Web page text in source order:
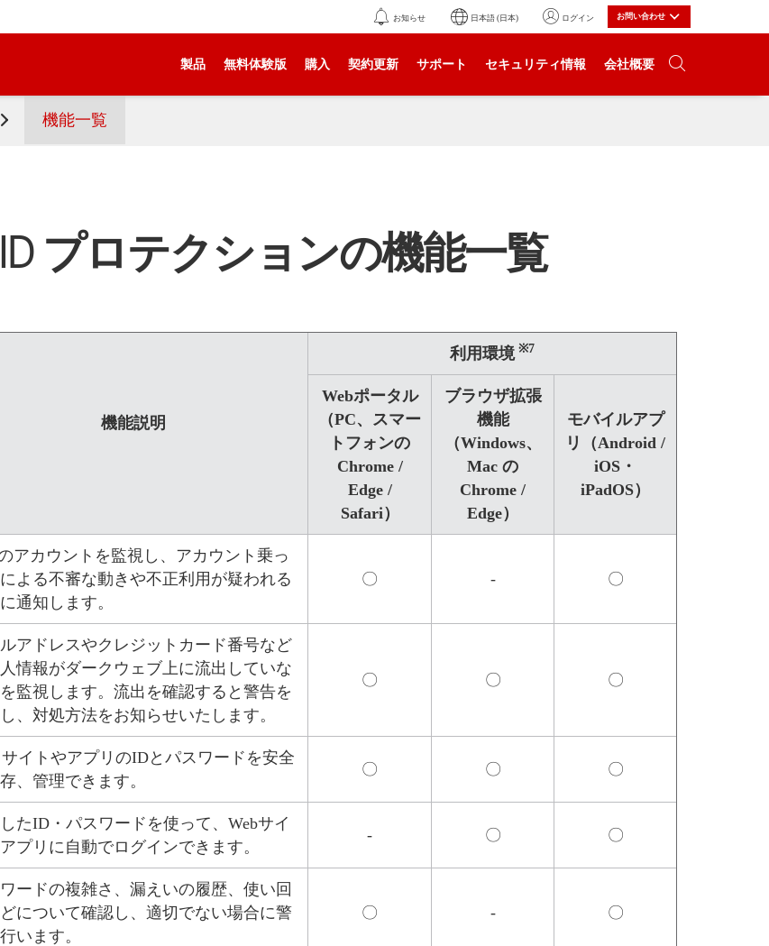
お知らせ 日本語 (日本) ログイン お問い合わせ
製品 無料体験版 購入 契約更新 サポート セキュリティ情報 会社概要
機能一覧
プロテクションの機能一覧
機能説明
利用環境 ※7
Webポータル
（PC、スマー
トフォンの
Chrome /
Edge /
Safari）
ブラウザ拡張
機能
（Windows、
Mac の
Chrome /
Edge）
モバイルアプ
リ（Android /
iOS・
iPadOS）
アカウントを監視し、アカウント乗っ
よる不審な動きや不正利用が疑われる
通知します。
〇 - 〇
アドレスやクレジットカード番号など
情報がダークウェブ上に流出していな
監視します。流出を確認すると警告を
、対処方法をお知らせいたします。
〇 〇 〇
サイトやアプリのIDとパスワードを安全
、管理できます。
〇 〇 〇
たID・パスワードを使って、Webサイ
アプリに自動でログインできます。
- 〇 〇
ードの複雑さ、漏えいの履歴、使い回
について確認し、適切でない場合に警
います。
〇 - 〇